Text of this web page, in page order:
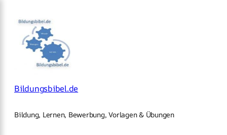
Inhalt
springen
Bildungsbibel.de
Bildung, Lernen, Bewerbung, Vorlagen & Übungen